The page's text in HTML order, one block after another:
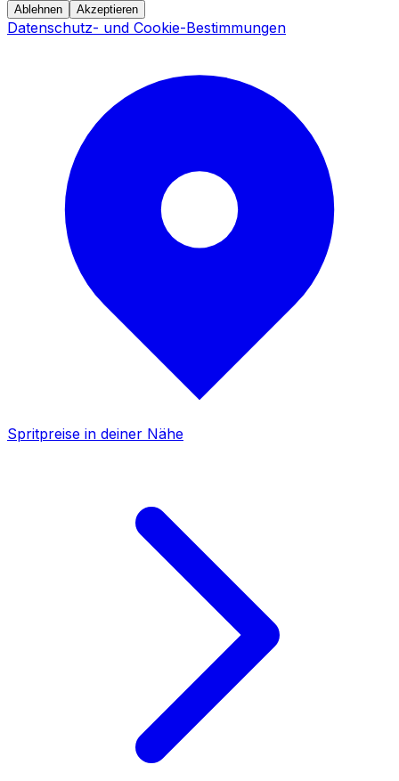
Ablehnen Akzeptieren
Datenschutz- und Cookie-Bestimmungen
Spritpreise in deiner Nähe